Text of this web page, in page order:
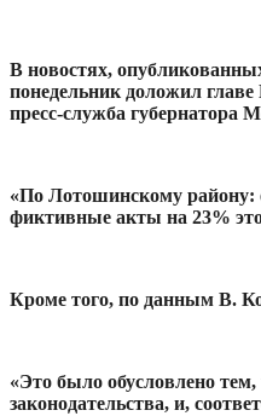
В новостях,
понедельник доложил
пресс-служба губернатора
«По Лотошинскому району:
фиктивные акты на 23%
Кроме того, по данным В.
«Это было обусловлено
законодательства, и,